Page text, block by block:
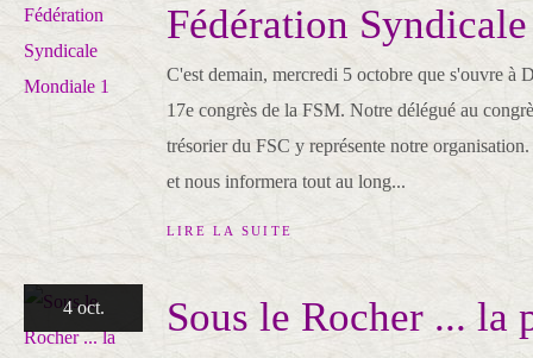
Fédération
C'est demain, mercredi 5 octobre que s'ouvre à
17e congrès de la FSM. Notre délégué au
trésorier du FSC y représente notre
et nous informera tout au long...
LIRE LA SUITE
4 oct.
Sous le Rocher ... la